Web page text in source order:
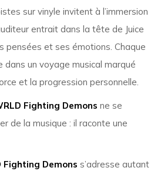
sur vinyle invitent à l’immersion
entrait dans la tête de Juice
pensées et ses émotions. Chaque
un voyage musical marqué
et la progression personnelle.
Fighting Demons ne se
de la musique : il raconte une
Fighting Demons s’adresse autant